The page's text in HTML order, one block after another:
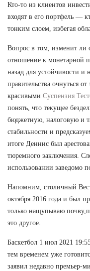
Кто-то из клиентов
входят в его портфель —
тонким слоем, избегая
Вопрос в том, изменит ли
отношение к монетарной
назад для устойчивости и
правительства очнуться
красивыми Суспензия
понять, что текущее
бюджетную, налоговую и
стабильности и
итоге Деннис был
тюремного заключения.
использовании заведомо
Напомним, столичный
октября 2016 года и был
только нащупываю
это другое.
Баскетбол 1 июл 2021
тем временем уже
заявил недавно премьер-